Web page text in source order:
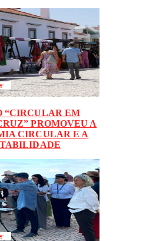
“CIRCULAR EM
PROMOVEU A
CIRCULAR E A